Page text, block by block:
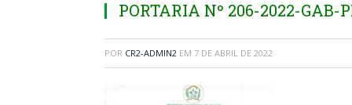
PORTARIA Nº 206-2022-GAB-
POR CR2-ADMIN2 EM 7 DE ABRIL DE 2022